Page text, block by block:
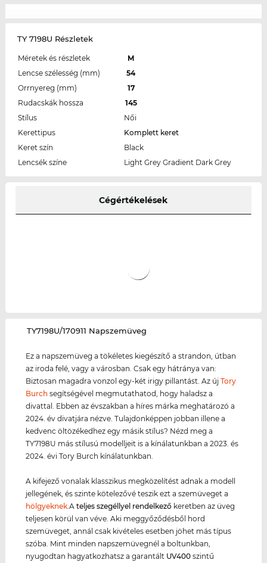
TY 7198U Részletek
Méretek és részletek
M
Lencse szélesség (mm)
54
Orrnyereg (mm)
17
Rudacskák hossza
145
Stílus
Női
Kerettipus
Komplett keret
Keret szín
Black
Lencsék színe
Light Grey Gradient Dark Grey
Cégértékelések
‌TY7198U/170911 Napszemüveg
Ez a napszemüveg a tökéletes kiegészítő a strandon, útban
az iroda felé, vagy a városban. Csak egy hátránya van:
Biztosan magadra vonzol egy-két irigy pillantást. Az újTory
Burch segítségével megmutathatod, hogy haladsz a
divattal. Ebben az évszakban a híres márka meghatározó a
2024. év divatjára nézve. Tulajdonképpen jobban illene a
kedvenc öltözékedhez egy másik stílus? Nézd meg a
TY7198U más stílusú modelljeit is a kínálatunkban a 2023. és
2024. évi Tory Burch kínálatunkban.
A kifejező vonalak klasszikus megközelítést adnak a modell
jellegének, és szinte kötelezővé teszik ezt a szemüveget a
hölgyeknek.Ateljes szegéllyel rendelkező keretben az üveg
teljesen körül van véve. Aki meggyőződésből hord
szemüveget, annál csak kivételes esetben jöhet más típus
szóba. Mint minden napszemüvegnél a boltunkban,
nyugodtan hagyatkozhatsz a garantált UV400 szintű